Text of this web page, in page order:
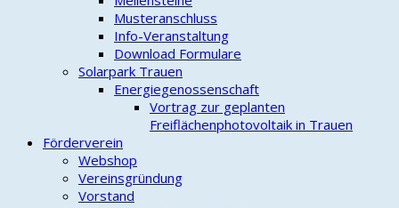
Musteranschluss
Info-Veranstaltung
Download Formulare
Solarpark Trauen
Energiegenossenschaft
Vortrag zur geplanten
Freiflächenphotovoltaik in Trauen
Förderverein
Webshop
Vereinsgründung
Vorstand